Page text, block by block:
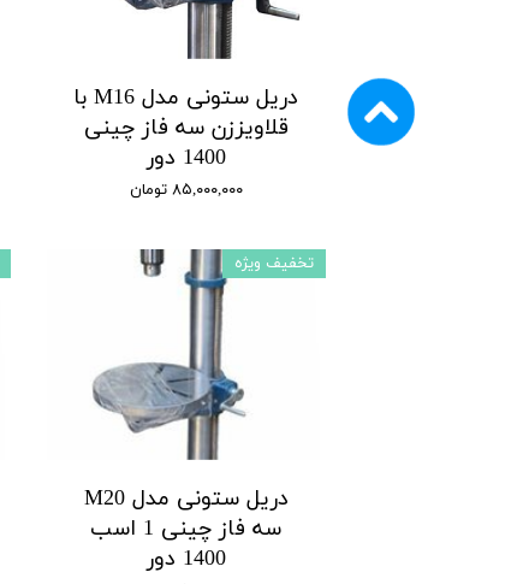
دریل ستونی مدل M16 با
قلاویززن سه فاز چینی
1400 دور
۸۵,۰۰۰,۰۰۰ تومان
دریل ستونی مدل M20
سه فاز چینی 1 اسب
1400 دور
تخفیف ویژه